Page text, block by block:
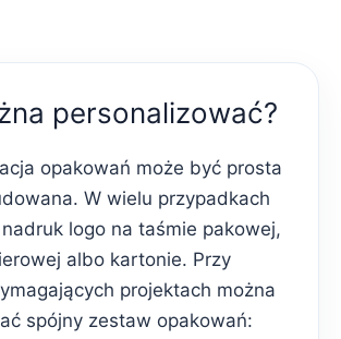
personalizować?
opakowań może być prosta
W wielu przypadkach
logo na taśmie pakowej,
albo kartonie. Przy
projektach można
spójny zestaw opakowań: